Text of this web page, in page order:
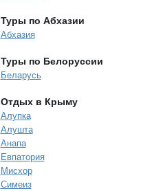
Туры по Абхазии
Абхазия
Туры по Белоруссии
Беларусь
Отдых в Крыму
Алупка
Алушта
Анапа
Евпатория
Мисхор
Симеиз